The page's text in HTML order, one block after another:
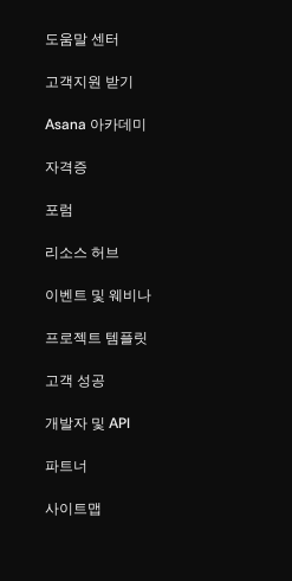
도움말 센터
고객지원 받기
Asana 아카데미
자격증
포럼
리소스 허브
이벤트 및 웨비나
프로젝트 템플릿
고객 성공
개발자 및 API
파트너
사이트맵